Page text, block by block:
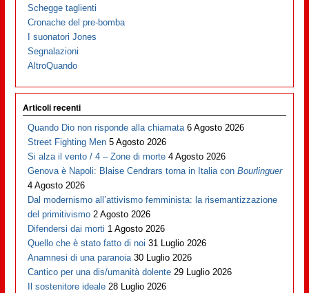
Schegge taglienti
Cronache del pre-bomba
I suonatori Jones
Segnalazioni
AltroQuando
Articoli recenti
Quando Dio non risponde alla chiamata 6 Agosto 2026
Street Fighting Men 5 Agosto 2026
Si alza il vento / 4 – Zone di morte 4 Agosto 2026
Genova è Napoli: Blaise Cendrars torna in Italia conBourlinguer
4 Agosto 2026
Dal modernismo all’attivismo femminista: la risemantizzazione
del primitivismo 2 Agosto 2026
Difendersi dai morti 1 Agosto 2026
Quello che è stato fatto di noi 31 Luglio 2026
Anamnesi di una paranoia 30 Luglio 2026
Cantico per una dis/umanità dolente 29 Luglio 2026
Il sostenitore ideale 28 Luglio 2026